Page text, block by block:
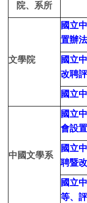
院、系所
文學院
國立
置辦法
國立
改聘
國立
中國文學系
國立
會設
國立
聘暨
國立
等、